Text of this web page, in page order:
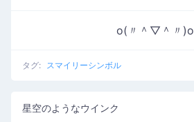
o(〃＾▽＾〃)o
タグ: スマイリーシンボル
星空のようなウインク